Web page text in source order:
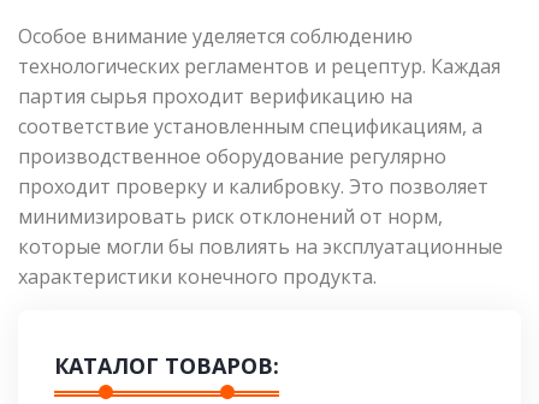
Особое внимание уделяется соблюдению
технологических регламентов и рецептур. Каждая
партия сырья проходит верификацию на
соответствие установленным спецификациям, а
производственное оборудование регулярно
проходит проверку и калибровку. Это позволяет
минимизировать риск отклонений от норм,
которые могли бы повлиять на эксплуатационные
характеристики конечного продукта.
КАТАЛОГ ТОВАРОВ: